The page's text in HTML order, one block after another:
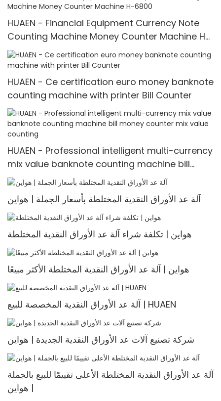
HUAEN - Financial Equipment Currency Note
Counting Machine Money Counter Machine H-
6800
HUAEN - Ce certification euro money banknote
counting machine with printer Bill Counter
HUAEN - Professional intelligent multi-currency
mix value banknote counting machine bill
money counter mix value counting
آلة عد الأوراق النقدية المختلطة بأسعار الجملة | هواين
هواين | تكلفة شراء آلة عد الأوراق النقدية المختلطة
هواين | آلة عد الأوراق النقدية المختلطة الأكثر مبيعًا
آلة عد الأوراق النقدية المخصصة للبيع | HUAEN
شركة تصنيع آلات عد الأوراق النقدية الجديدة | هواين
آلة عد الأوراق النقدية المختلطة الأعلى تقييمًا للبيع بالجملة
| هواين